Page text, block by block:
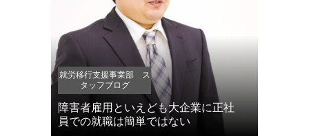
就労移行支援事業部 ス
タッフブログ
障害者雇用といえども大企業に正社
員での就職は簡単ではない